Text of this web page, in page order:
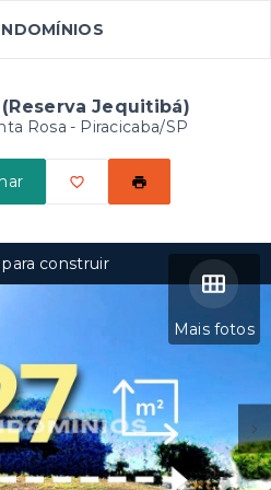
Jequitibá)
Rosa - Piracicaba/SP
Mais fotos
construir